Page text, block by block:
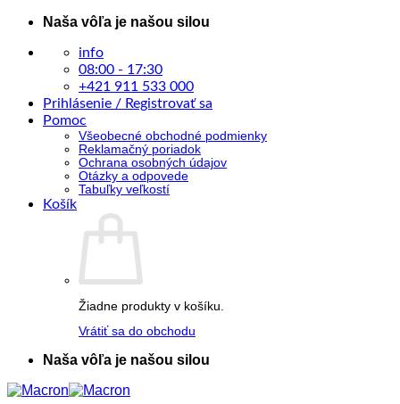
Skip
content
Naša vôľa je našou silou
info
08:00 - 17:30
+421 911 533 000
Prihlásenie / Registrovať sa
Pomoc
Všeobecné obchodné podmienky
Reklamačný poriadok
Ochrana osobných údajov
Otázky a odpovede
Tabuľky veľkostí
Košík
Žiadne produkty v košíku.
Vrátiť sa do obchodu
Naša vôľa je našou silou